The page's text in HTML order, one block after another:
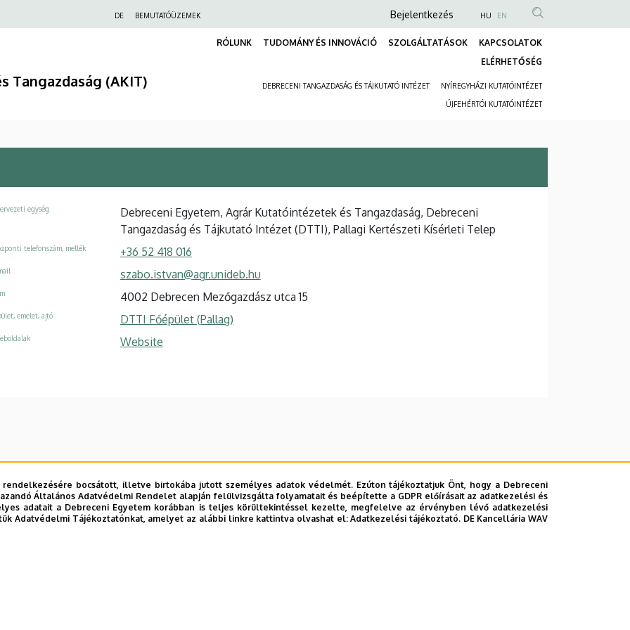
DE BEMUTATÓÜZEMEK
Anonim
Felhasználói
Bejelentkezés HU EN
Tangazdaság (AKIT)
RÓLUNK TUDOMÁNY ÉS INNOVÁCIÓ SZOLGÁLTATÁSOK
KAPCSOLATOK
ELÉRHETŐSÉG
DEBRECENI TANGAZDASÁG ÉS TÁJKUTATÓ INTÉZET NYÍREGYHÁZI KUTATÓINTÉZET
ÚJFEHÉRTÓI KUTATÓINTÉZET
egység
Debreceni Egyetem, Agrár Kutatóintézetek és Tangazdaság, Debreceni
Tangazdaság és Tájkutató Intézet (DTTI), Pallagi Kertészeti Kísérleti Telep
telefonszám, mellék +36 52 418 016
szabo.istvan@agr.unideb.hu
4002 Debrecen Mezőgazdász utca 15
emelet, ajtó DTTI Főépület (Pallag)
Website
bocsátott, illetve birtokába jutott személyes adatok védelmét. Ezúton tájékoztatjuk Önt, hogy a Debreceni
Általános Adatvédelmi Rendelet alapján felülvizsgálta folyamatait és beépítette a GDPR előírásait az adatkezelési és
adatait a Debreceni Egyetem korábban is teljes körültekintéssel kezelte, megfelelve az érvényben lévő adatkezelési
Adatvédelmi Tájékoztatónkat, amelyet az alábbi linkre kattintva olvashat el:Adatkezelési tájékoztató. DE Kancellária WAV